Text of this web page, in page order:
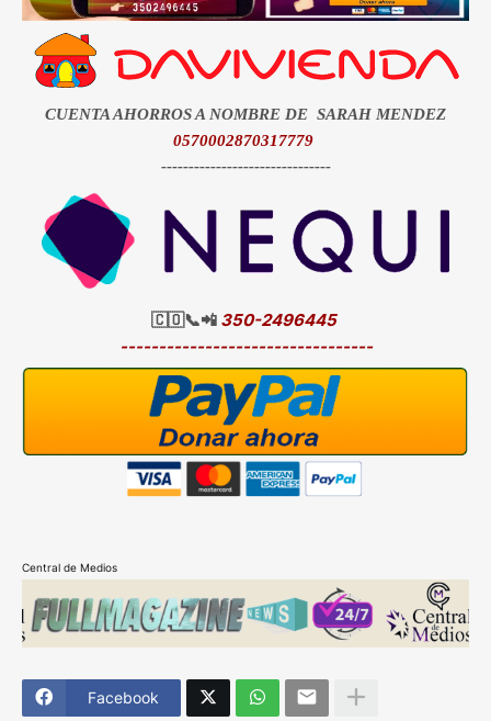
CUENTA AHORROS A NOMBRE DE SARAH MENDEZ
0570002870317779
-------------------------------
🇨🇴📞📲 350-2496445
---------------------------------
Central de Medios
Facebook